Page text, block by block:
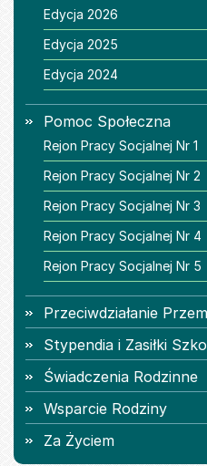
Edycja 2026
Edycja 2025
Edycja 2024
Pomoc Społeczna
Rejon Pracy Socjalnej Nr 1
Rejon Pracy Socjalnej Nr 2
Rejon Pracy Socjalnej Nr 3
Rejon Pracy Socjalnej Nr 4
Rejon Pracy Socjalnej Nr 5
Przeciwdziałanie
Stypendia i Zasiłki
Świadczenia Rodzinne
Wsparcie Rodziny
Za Życiem